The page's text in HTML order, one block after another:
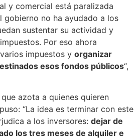
y comercial está paralizada
gobierno no ha ayudado a los
sustentar su actividad y
Por eso ahora
impuestos y organizar
esos fondos públicos“,
azota a quienes quieren
“La idea es terminar con este
a los inversores: dejar de
los tres meses de alquiler e